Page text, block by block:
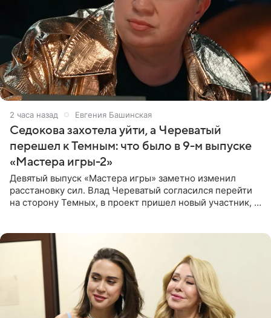
2 часа назад Евгения Башинская
Седокова захотела уйти, а Череватый
перешел к Темным: что было в 9-м выпуске
«Мастера игры-2»
Девятый выпуск «Мастера игры» заметно изменил
расстановку сил. Влад Череватый согласился перейти
на сторону Темных, в проект пришел новый участник, а